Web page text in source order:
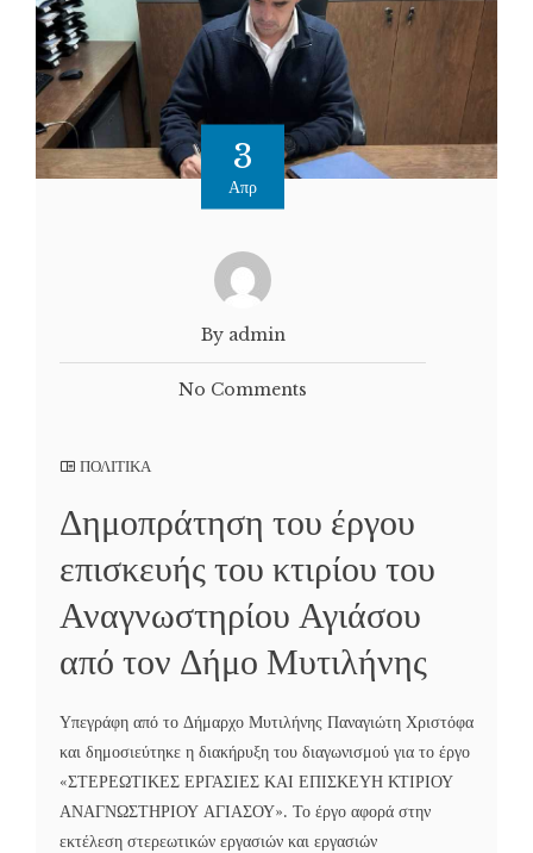
3
Απρ
By admin
No Comments
ΠΟΛΙΤΙΚΑ
Δημοπράτηση του έργου
επισκευής του κτιρίου του
Αναγνωστηρίου Αγιάσου
από τον Δήμο Μυτιλήνης
Υπεγράφη από το Δήμαρχο Μυτιλήνης Παναγιώτη Χριστόφα
και δημοσιεύτηκε η διακήρυξη του διαγωνισμού για το έργο
«ΣΤΕΡΕΩΤΙΚΕΣ ΕΡΓΑΣΙΕΣ ΚΑΙ ΕΠΙΣΚΕΥΗ ΚΤΙΡΙΟΥ
ΑΝΑΓΝΩΣΤΗΡΙΟΥ ΑΓΙΑΣΟΥ». Το έργο αφορά στην
εκτέλεση στερεωτικών εργασιών και εργασιών